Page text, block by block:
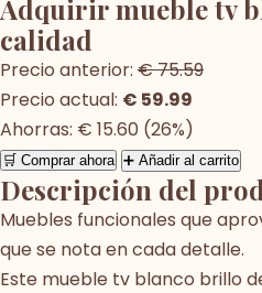
Adquirir mueble tv
calidad
Precio anterior: € 75.59
Precio actual: € 59.99
Ahorras: € 15.60 (26%)
🛒 Comprar ahora ➕ Añadir al carrito
Descripción del
Muebles funcionales que
que se nota en cada detalle.
Este mueble tv blanco brillo